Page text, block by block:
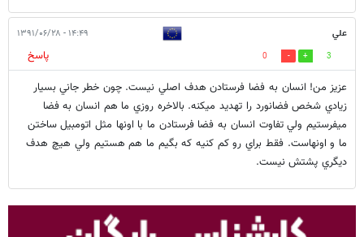
علي ۱۴:۴۹ - ۱۳۹۱/۰۶/۲۸
3
0
پاسخ
عزيز من! انسان به فضا فرستادن هدف اصلي نيست. چون خطر جاني بسيار
زيادي شخص فضانورد را تهديد ميكنه. بالاخره روزي ما هم انسان به فضا
ميفرستيم ولي تفاوت انسان به فضا فرستادن ما با اونها مثل اتومبيل ساختن
ما و اونهاست. فقط براي رو كم كنيه كه بگيم ما هم هستيم ولي هيچ هدف
ديگري پشتش نيست.